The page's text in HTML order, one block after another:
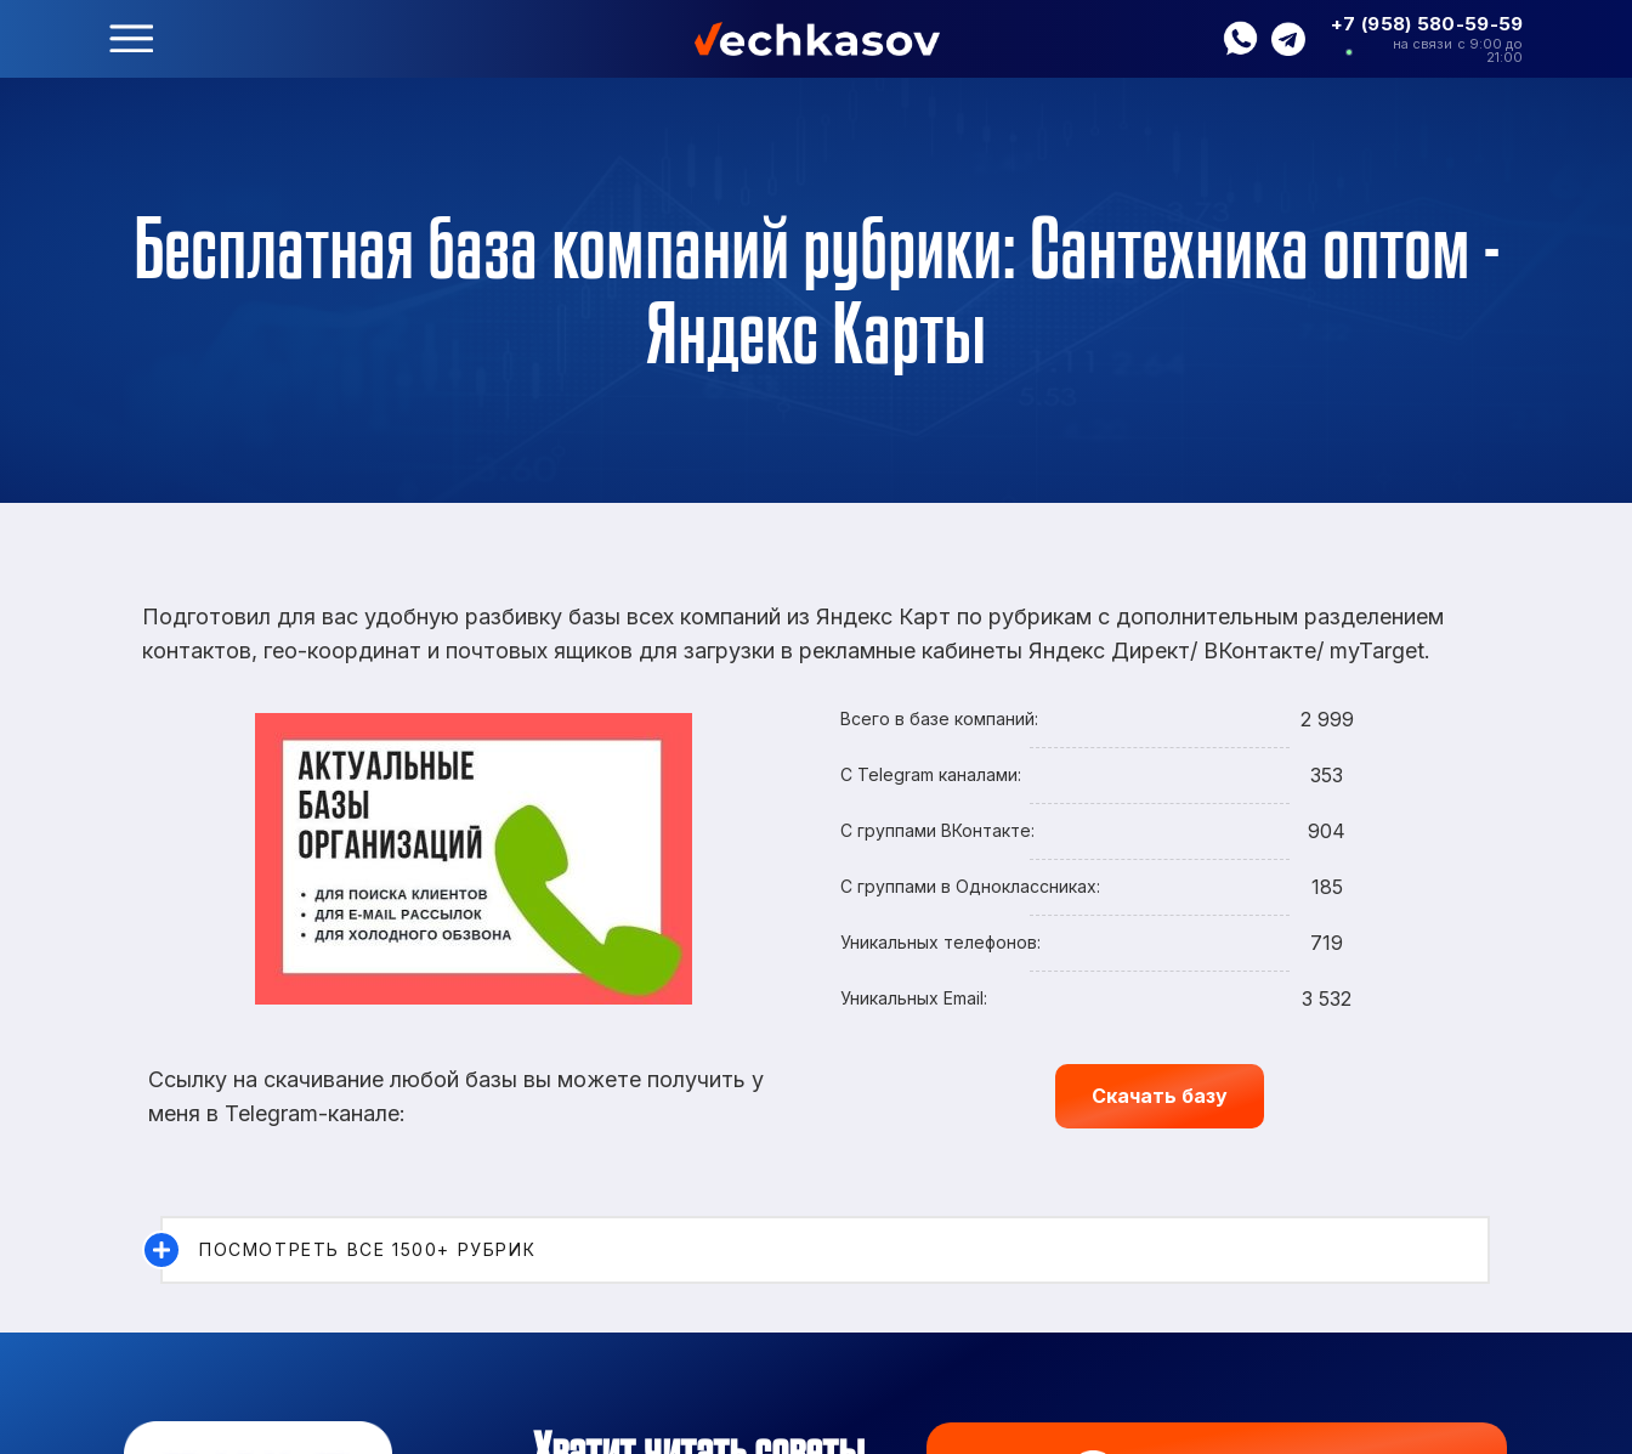
+7 (958) 580-59-59
на связи с 9:00 до
21:00
Бесплатная база компаний рубрики: Сантехника оптом -
Яндекс Карты
Подготовил для вас удобную разбивку базы всех компаний из Яндекс Карт по рубрикам с дополнительным разделением
контактов, гео-координат и почтовых ящиков для загрузки в рекламные кабинеты Яндекс Директ/ ВКонтакте/ myTarget.
Всего в базе компаний: 2 999
С Telegram каналами: 353
С группами ВКонтакте: 904
С группами в Одноклассниках: 185
Уникальных телефонов: 719
Уникальных Email: 3 532
Ссылку на скачивание любой базы вы можете получить у
меня в Telegram-канале:
Скачать базу
ПОСМОТРЕТЬ ВСЕ 1500+ РУБРИК